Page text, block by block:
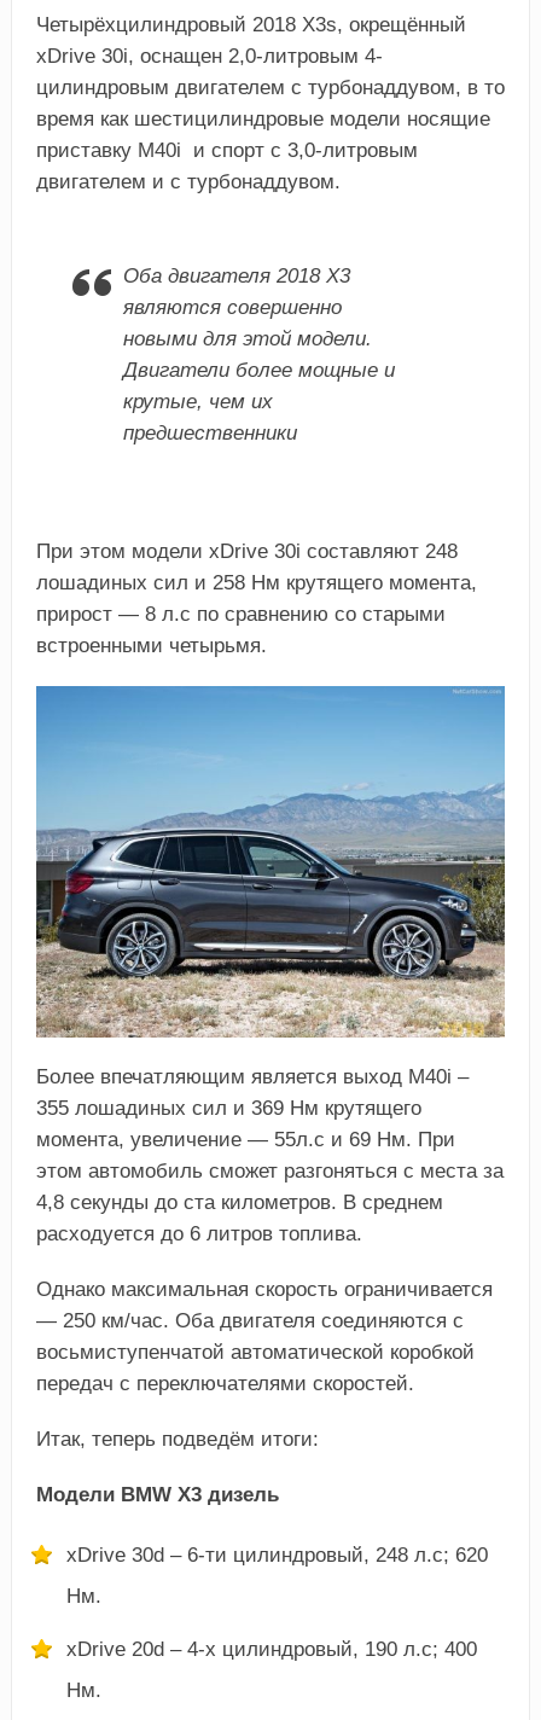
Четырёхцилиндровый 2018 Х3s, окрещённый
хDrive 30i, оснащен 2,0-литровым 4-
цилиндровым двигателем с турбонаддувом, в то
время как шестицилиндровые модели носящие
приставку М40i и спорт с 3,0-литровым
двигателем и с турбонаддувом.
Оба двигателя 2018 Х3
являются совершенно
новыми для этой модели.
Двигатели более мощные и
крутые, чем их
предшественники
При этом модели xDrive 30i составляют 248
лошадиных сил и 258 Нм крутящего момента,
прирост — 8 л.с по сравнению со старыми
встроенными четырьмя.
Более впечатляющим является выход M40i –
355 лошадиных сил и 369 Нм крутящего
момента, увеличение — 55л.с и 69 Нм. При
этом автомобиль сможет разгоняться с места за
4,8 секунды до ста километров. В среднем
расходуется до 6 литров топлива.
Однако максимальная скорость ограничивается
— 250 км/час. Оба двигателя соединяются с
восьмиступенчатой автоматической коробкой
передач с переключателями скоростей.
Итак, теперь подведём итоги:
Модели BMW Х3 дизель
xDrive 30d – 6-ти цилиндровый, 248 л.с; 620
Нм.
xDrive 20d – 4-х цилиндровый, 190 л.с; 400
Нм.